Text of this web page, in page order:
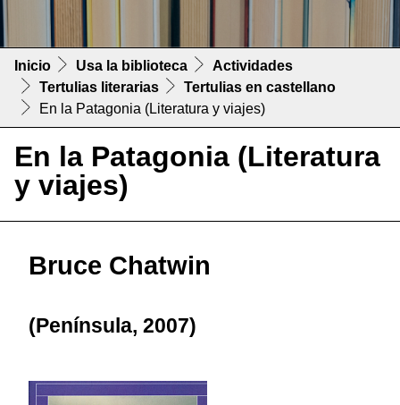
Inicio Usa la biblioteca
Actividades
Tertulias literarias
Tertulias en castellano
En la Patagonia (Literatura y viajes)
En la Patagonia (Literatura
y viajes)
Bruce Chatwin
(Península, 2007)